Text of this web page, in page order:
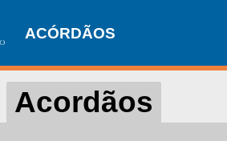
ACÓRDÃOS
Acordãos